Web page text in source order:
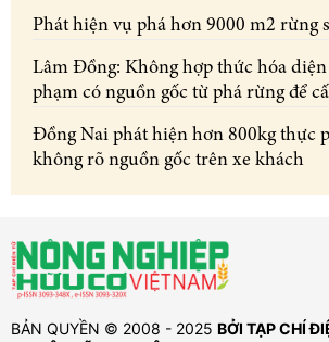
Phát hiện vụ phá
Lâm Đồng: Không hợp thức hóa
phạm có nguồn gốc từ phá rừng để
Đồng Nai phát hiện hơn 800kg thực
không rõ nguồn gốc trên xe khách
BẢN QUYỀN © 2008 - 2025 BỞI TẠP CHÍ